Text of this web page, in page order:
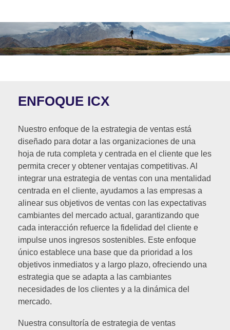
ENFOQUE ICX
Nuestro enfoque de la estrategia de ventas está
diseñado para dotar a las organizaciones de una
hoja de ruta completa y centrada en el cliente que les
permita crecer y obtener ventajas competitivas. Al
integrar una estrategia de ventas con una mentalidad
centrada en el cliente, ayudamos a las empresas a
alinear sus objetivos de ventas con las expectativas
cambiantes del mercado actual, garantizando que
cada interacción refuerce la fidelidad del cliente e
impulse unos ingresos sostenibles. Este enfoque
único establece una base que da prioridad a los
objetivos inmediatos y a largo plazo, ofreciendo una
estrategia que se adapta a las cambiantes
necesidades de los clientes y a la dinámica del
mercado.
Nuestra consultoría de estrategia de ventas